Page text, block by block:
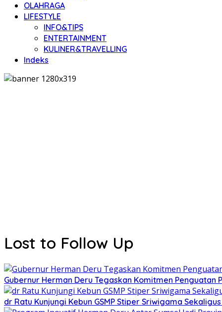
OLAHRAGA
LIFESTYLE
INFO&TIPS
ENTERTAINMENT
KULINER&TRAVELLING
Indeks
Lost to Follow Up
Gubernur Herman Deru Tegaskan Komitmen Penguatan
dr Ratu Kunjungi Kebun GSMP Stiper Sriwigama